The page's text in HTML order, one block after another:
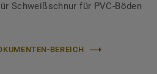
Schweißschnur für PVC-Böden
BEREICH